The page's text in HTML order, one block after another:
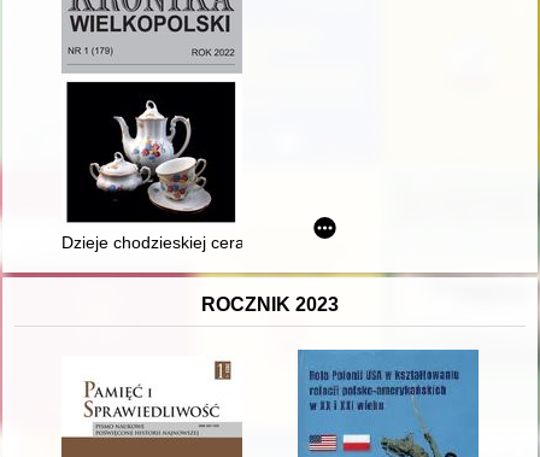
Dzieje chodzieskiej ceramiki
ROCZNIK 2023